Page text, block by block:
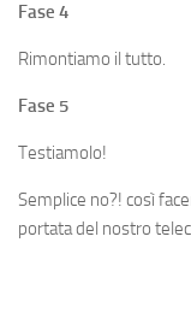
Fase 4
Rimontiamo il tutto.
Fase 5
Testiamolo!
Semplice no?! così
portata del nostro